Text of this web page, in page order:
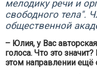
мелодику речи и
свободного тела".
общественной
– Юлия, у Вас
голоса. Что это
этом направлении ещё